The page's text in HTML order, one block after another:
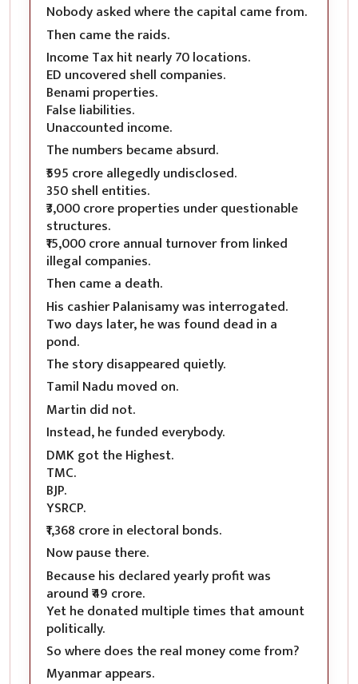
Nobody asked where the capital came from.
Then came the raids.
Income Tax hit nearly 70 locations.
ED uncovered shell companies.
Benami properties.
False liabilities.
Unaccounted income.
The numbers became absurd.
₹595 crore allegedly undisclosed.
350 shell entities.
₹3,000 crore properties under questionable
structures.
₹15,000 crore annual turnover from linked
illegal companies.
Then came a death.
His cashier Palanisamy was interrogated.
Two days later, he was found dead in a
pond.
The story disappeared quietly.
Tamil Nadu moved on.
Martin did not.
Instead, he funded everybody.
DMK got the Highest.
TMC.
BJP.
YSRCP.
₹1,368 crore in electoral bonds.
Now pause there.
Because his declared yearly profit was
around ₹49 crore.
Yet he donated multiple times that amount
politically.
So where does the real money come from?
Myanmar appears.